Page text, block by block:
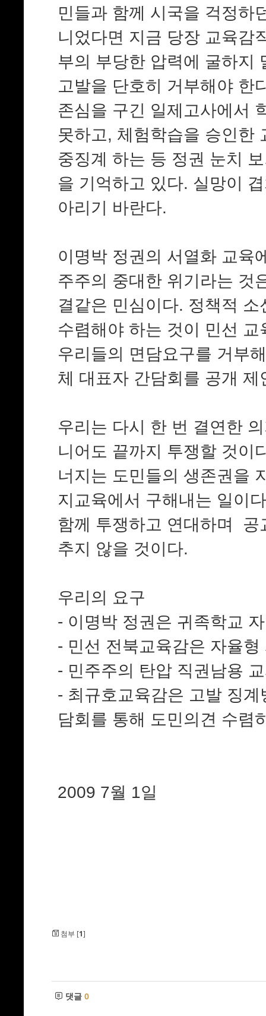
민들과 함께 시국을 걱정하
니었다면 지금 당장 교육감
부의 부당한 압력에 굴하지
고발을 단호히 거부해야 한
존심을 구긴 일제고사에서
못하고, 체험학습을 승인한
중징계 하는 등 정권 눈치
을 기억하고 있다. 실망이
아리기 바란다.
이명박 정권의 서열화 교육
주주의 중대한 위기라는 것
결같은 민심이다. 정책적
수렴해야 하는 것이 민선
우리들의 면담요구를 거부
체 대표자 간담회를 공개 제
우리는 다시 한 번 결연한
니어도 끝까지 투쟁할 것이
너지는 도민들의 생존권을
지교육에서 구해내는 일이
함께 투쟁하고 연대하며 공
추지 않을 것이다.
우리의 요구
- 이명박 정권은 귀족학교
- 민선 전북교육감은 자율
- 민주주의 탄압 직권남용
- 최규호교육감은 고발 징
담회를 통해 도민의견 수
2009 7월 1일
첨부 [1]
댓글 0